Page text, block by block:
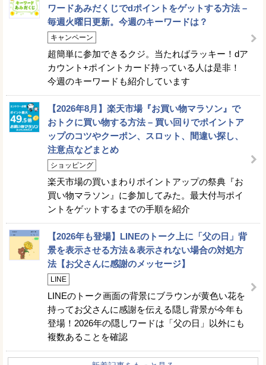
ワードあみだくじでdポイントをゲットする方法 –
毎週火曜日更新。今週のキーワードは？
キャンペーン
超簡単に参加できるクジ。当たればラッキー！dア
カウント+ポイントカード持っている人は是非！
今週のキーワードも紹介しています
【2026年8月】楽天市場『お買い物マラソン』で
おトクに買い物する方法 – 買い回りでポイントア
ップのコツやクーポン、スロット、間違い探し、
注意点などまとめ
ショッピング
楽天市場の買いまわりポイントアップの祭典『お
買い物マラソン』に参加してみた。最大付与ポイ
ントをゲットするまでの手順を紹介
【2026年も登場】LINEのトーク上に「父の日」背
景を表示させる方法＆表示されない場合の対処方
法【お父さんに感謝のメッセージ】
LINE
LINEのトーク画面の背景にブラウンが黄色い花を
持ってお父さんに感謝を伝える隠し背景が今年も
登場！2026年の隠しワードは「父の日」以外にも
複数あることを確認